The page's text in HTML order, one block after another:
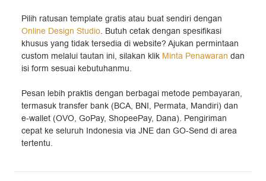
Pilih ratusan template gratis atau buat sendiri dengan
Online Design Studio. Butuh cetak dengan spesifikasi
khusus yang tidak tersedia di website? Ajukan permintaan
custom melalui tautan ini, silakan klik Minta Penawaran dan
isi form sesuai kebutuhanmu.
Pesan lebih praktis dengan berbagai metode pembayaran,
termasuk transfer bank (BCA, BNI, Permata, Mandiri) dan
e-wallet (OVO, GoPay, ShopeePay, Dana). Pengiriman
cepat ke seluruh Indonesia via JNE dan GO-Send di area
tertentu.